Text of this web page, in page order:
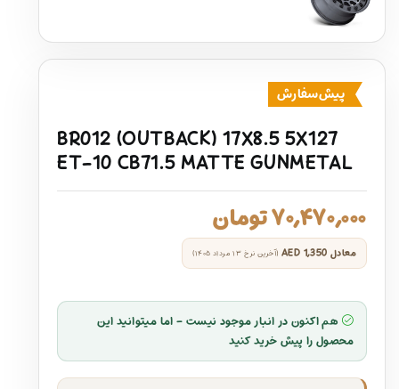
پیش‌سفارش
BR012 (OUTBACK) 17X8.5 5X127
ET-10 CB71.5 MATTE GUNMETAL
۷۰,۴۷۰,۰۰۰تومان
معادل AED 1,350 (آخرین نرخ ۱۳ مرداد ۱۴۰۵)
هم اکنون در انبار موجود نیست - اما میتوانید این
محصول را پیش خرید کنید